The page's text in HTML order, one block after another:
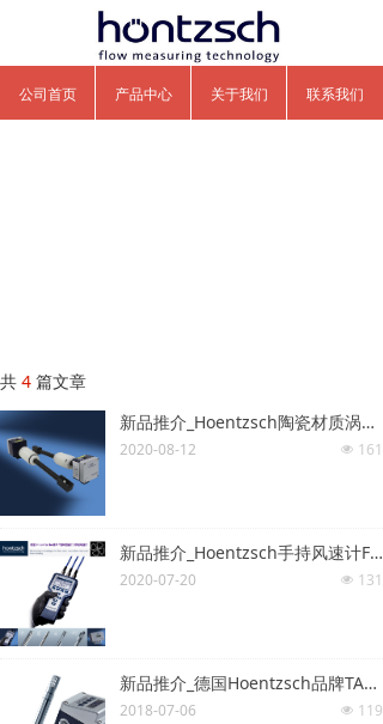
公司首页 产品中心 关于我们 联系我们
共 4 篇文章
新品推介_Hoentzsch陶瓷材质涡街流量计 Vortex Flow Sensor VA40 … ZG10
넶 161
2020-08-12
新品推介_Hoentzsch手持风速计Flowtherm NT.2
넶 131
2020-07-20
新品推介_德国Hoentzsch品牌TA10ZG2d系列TA/U1b热式流量计
넶 119
2018-07-06